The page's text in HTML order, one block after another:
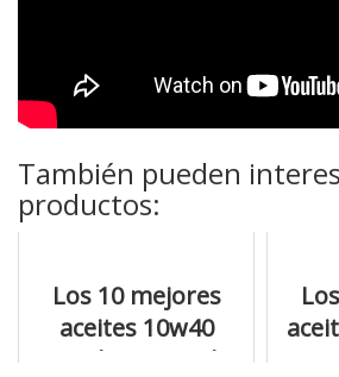
También pueden
productos:
Los 10 mejores
aceites 10w40
repsol que puedes